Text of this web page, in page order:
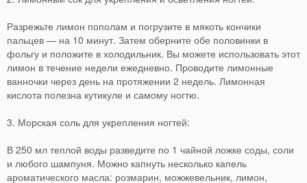
Разрежьте лимон пополам и погрузите в мякоть кончики
пальцев — на 10 минут. Затем оберните обе половинки в
фольгу и положите в холодильник. Вы можете использовать этот
лимон в течение недели ежедневно. Проводите лимонные
ванночки через день на протяжении 2 недель. Лимонная
кислота полезна кутикуле и самому ногтю.
3. Морская соль для укрепления ногтей:
В 250 мл теплой воды разведите по 1 чайной ложке соды, соли
и любого шампуня. Можно капнуть несколько капель
ароматического масла: розмарин, можжевельник, лимон,